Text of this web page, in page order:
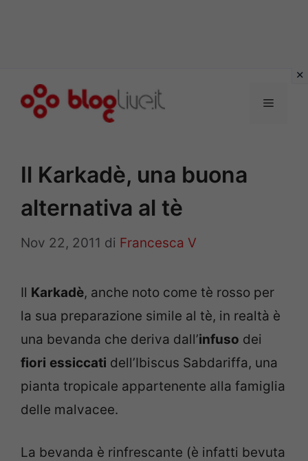
Menu
Il Karkadè, una buona
alternativa al tè
Nov 22, 2011 di Francesca V
Il Karkadè, anche noto come tè rosso per
la sua preparazione simile al tè, in realtà è
una bevanda che deriva dall’infuso dei
fiori essiccati dell’Ibiscus Sabdariffa, una
pianta tropicale appartenente alla famiglia
delle malvacee.
La bevanda è rinfrescante (è infatti bevuta